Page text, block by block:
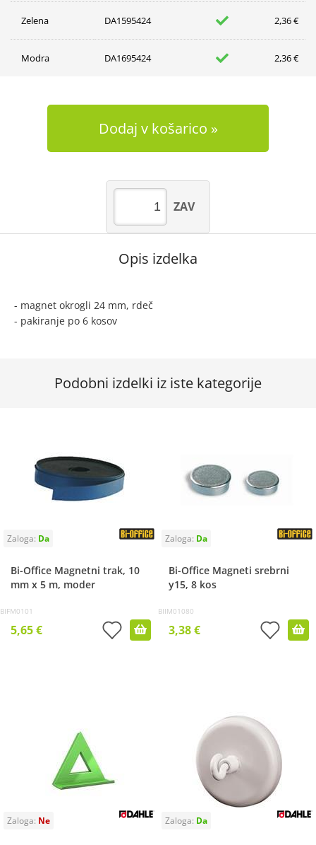
Zelena DA1595424 2,36 €
Modra DA1695424 2,36 €
Dodaj v košarico
ZAV
Opis izdelka
- magnet okrogli 24 mm, rdeč
- pakiranje po 6 kosov
Podobni izdelki iz iste kategorije
Bi-Office Magnetni trak, 10
mm x 5 m, moder
BIFM0101
5,65 €
Bi-Office Magneti srebrni
y15, 8 kos
BIIM01080
3,38 €